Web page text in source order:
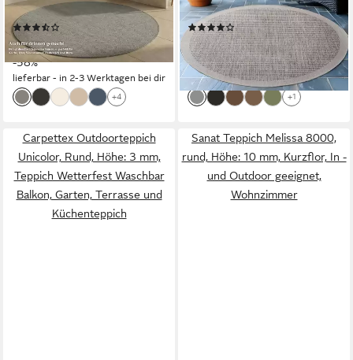
Terassenteppich
(7)
ab 16,99 € 39,99 €
-58%
lieferbar - in 2-3 Werktagen bei dir
+4
Wasserabweisend, robust
(9)
ab 28,99 € UVP44,23 €
-34%
lieferbar - in 5-6 Werktagen bei dir
+1
Carpettex Outdoorteppich
Unicolor, Rund, Höhe: 3 mm,
Teppich Wetterfest Waschbar
Balkon, Garten, Terrasse und
Küchenteppich
Sanat Teppich Melissa 8000,
rund, Höhe: 10 mm, Kurzflor, In -
und Outdoor geeignet,
Wohnzimmer